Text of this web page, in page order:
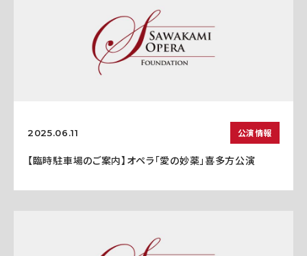
2025.06.11 公演情報
【臨時駐車場のご案内】オペラ「愛の妙薬」喜多方公演